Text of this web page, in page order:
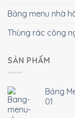
Bảng menu nhà
Thùng rác công
SẢN PHẨM
Bảng
01